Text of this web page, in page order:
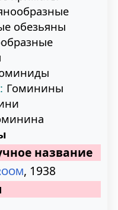
обезьяны
Гоминины
название
, 1938